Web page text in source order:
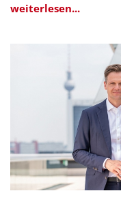
weiterlesen...